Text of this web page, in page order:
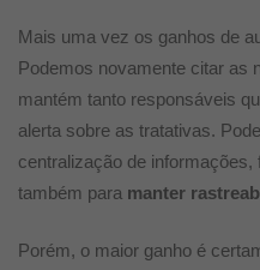
Mais uma vez os ganhos de
Podemos novamente citar as
mantém tanto responsáveis
alerta sobre as tratativas.
centralização de
também para manter
Porém, o maior ganho é